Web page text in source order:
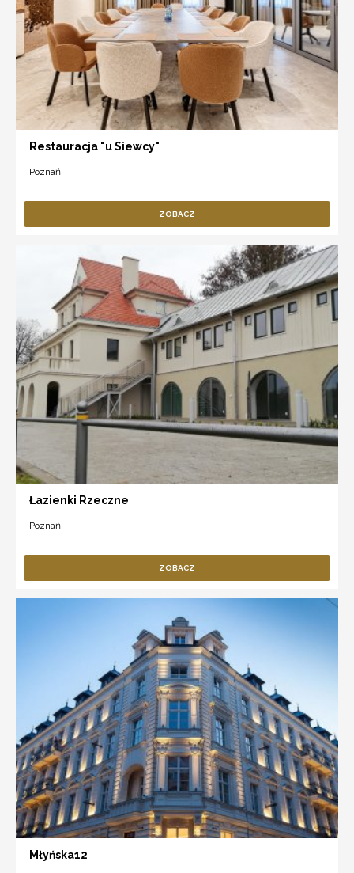
Restauracja "u Siewcy"
Poznań
ZOBACZ
Łazienki Rzeczne
Poznań
ZOBACZ
Młyńska12